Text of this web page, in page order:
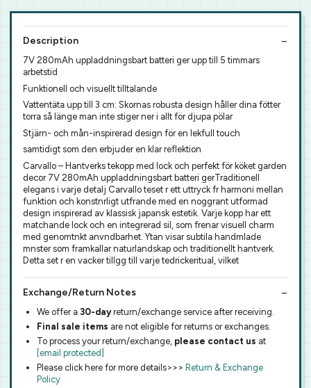
Description
7V 280mAh uppladdningsbart batteri ger upp till 5 timmars
arbetstid
Funktionell och visuellt tilltalande
Vattentäta upp till 3 cm: Skornas robusta design håller dina fötter
torra så länge man inte stiger ner i allt för djupa pölar
Stjärn- och mån-inspirerad design för en lekfull touch
samtidigt som den erbjuder en klar reflektion
Carvallo – Hantverks tekopp med lock och perfekt för köket garden
decor 7V 280mAh uppladdningsbart batteri gerTraditionell
elegans i varje detalj Carvallo teset r ett uttryck fr harmoni mellan
funktion och konstnrligt utfrande med en noggrant utformad
design inspirerad av klassisk japansk estetik. Varje kopp har ett
matchande lock och en integrerad sil, som frenar visuell charm
med genomtnkt anvndbarhet. Ytan visar subtila handmlade
mnster som framkallar naturlandskap och traditionellt hantverk.
Detta set r en vacker tillgg till varje tedrickeritual, vilket
Exchange/Return Notes
We offer a 30-dayreturn/exchange service after receiving.
Final sale items are not eligible for returns or exchanges.
To process your return/exchange, please contact us at
[email protected]
Please click here for more details>>> Return & Exchange
Policy